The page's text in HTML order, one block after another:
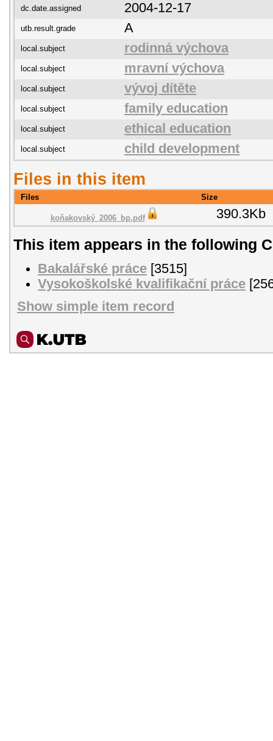
dc.date.assigned 2004-12-17
utb.result.grade A
local.subject rodinná výchova
local.subject mravní výchova
local.subject vývoj dítěte
local.subject family education
local.subject ethical education
local.subject child development
Files in this item
Files Size
koňakovský_2006_bp.pdf 390.3Kb
This item appears in the following
Bakalářské práce [3515]
Vysokoškolské kvalifikační práce
Show simple item record